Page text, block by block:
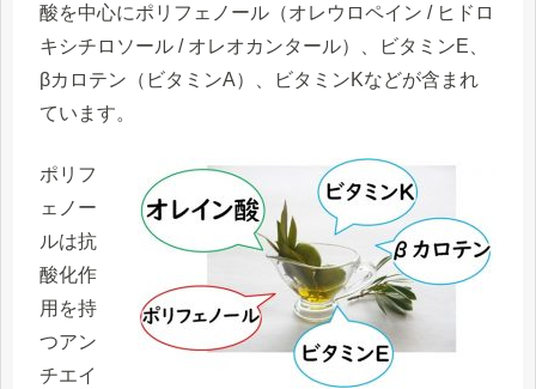
酸を中心にポリフェノール （オレウロペイン / ヒドロ
キシチロソール / オレオカンタール）、
ビタミンE
βカロテン （ビタミンA）、 ビタミンKなどが含まれ
ています。
ポリフ
ェノー
ルは抗
酸化作
用を持
つアン
チエイ